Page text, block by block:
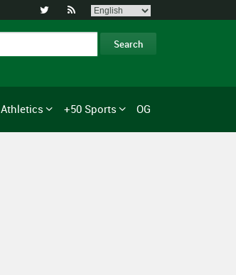
 
Athletics +50 Sports OG